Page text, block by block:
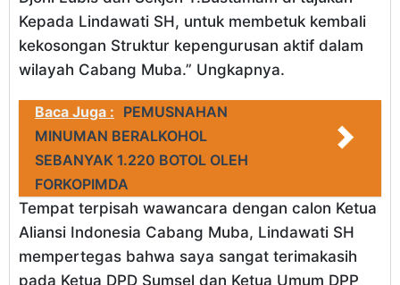
Kepada Lindawati SH, untuk membetuk kembali
kekosongan Struktur kepengurusan aktif dalam
wilayah Cabang Muba.” Ungkapnya.
Baca Juga : PEMUSNAHAN
MINUMAN BERALKOHOL
SEBANYAK 1.220 BOTOL OLEH
FORKOPIMDA
Tempat terpisah wawancara dengan calon Ketua
Aliansi Indonesia Cabang Muba, Lindawati SH
mempertegas bahwa saya sangat terimakasih
pada Ketua DPD Sumsel dan Ketua Umum DPP